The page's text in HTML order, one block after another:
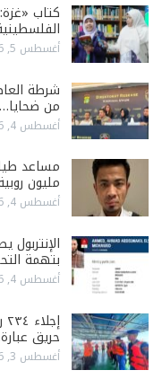
كتاب
أغسطس 5, 2026
شرطة
من ضحايا…
أغسطس 4, 2026
مليون
أغسطس 4, 2026
بتهمة
أغسطس 4, 2026
حريق
أغسطس 3, 2026